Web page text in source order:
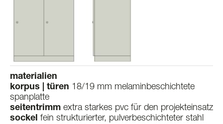
materialien
korpus | türen
18/19 mm melaminbeschichtete
spanplatte
seitentrimm extra starkes pvc für den projekteinsatz
sockel fein strukturierter, pulverbeschichteter stahl